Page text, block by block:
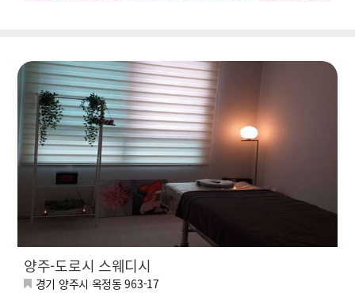
양주-도로시 스웨디시
경기 양주시 옥정동 963-17